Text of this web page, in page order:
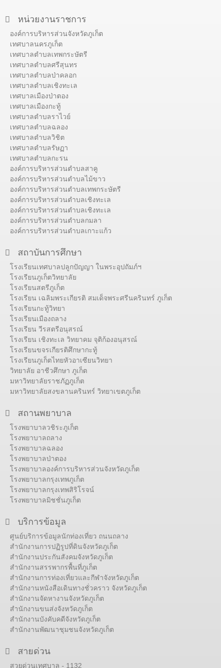
หน่วยงานราชการ
องค์การบริหารส่วนจังหวัดภูเก็ต
เทศบาลนครภูเก็ต
เทศบาลตำบลเทพกระษัตรี
เทศบาลตำบลศรีสุนทร
เทศบาลตำบลป่าคลอก
เทศบาลตำบลเชิงทะเล
เทศบาลเมืองป่าตอง
เทศบาลเมืองกะทู้
เทศบาลตำบลราไวย์
เทศบาลตำบลฉลอง
เทศบาลตำบลวิชิต
เทศบาลตำบลรัษฏา
เทศบาลตำบลกะรน
องค์การบริหารส่วนตำบลสาคู
องค์การบริหารส่วนตำบลไม้ขาว
องค์การบริหารส่วนตำบลเทพกระษัตรี
องค์การบริหารส่วนตำบลเชิงทะเล
องค์การบริหารส่วนตำบลเชิงทะเล
องค์การบริหารส่วนตำบลกมลา
องค์การบริหารส่วนตำบลเกาะแก้ว
สถาบันการศึกษา
โรงเรียนเทศบาลปลูกปัญญา ในพระอุปถัมภ์ฯ
โรงเรียนภูเก็ตวิทยาลัย
โรงเรียนสตรีภูเก็ต
โรงเรียน เฉลิมพระเกียรติ สมเด็จพระศรีนครินทร์ ภูเก็ต
โรงเรียนกะทู้วิทยา
โรงเรียนเมืองถลาง
โรงเรียน วีรสตรีอนุสรณ์
โรงเรียน เชิงทะเล วิทยาคม จุติก้องอนุสรณ์
โรงเรียนขจรเกียรติศึกษากะทู้
โรงเรียนภูเก็ตไทยหัวอาเซียนวิทยา
วิทยาลัย อาชีวศึกษา ภูเก็ต
มหาวิทยาลัยราชภัฏภูเก็ต
มหาวิทยาลัยสงขลานครินทร์ วิทยาเขตภูเก็ต
สถานพยาบาล
โรงพยาบาลวชิระภูเก็ต
โรงพยาบาลถลาง
โรงพยาบาลฉลอง
โรงพยาบาลป่าตอง
โรงพยาบาลองค์การบริหารส่วนจังหวัดภูเก็ต
โรงพยาบาลกรุงเทพภูเก็ต
โรงพยาบาลกรุงเทพสิริโรจน์
โรงพยาบาลมิชชั่นภูเก็ต
บริการข้อมูล
ศูนย์บริการข้อมูลนักท่องเที่ยว ถนนถลาง
สำนักงานการปฏิรูปที่ดินจังหวัดภูเก็ต
สำนักงานประกันสังคมจังหวัดภูเก็ต
สำนักงานสรรพากรพื้นที่ภูเก็ต
สำนักงานการท่องเที่ยวและกีฬาจังหวัดภูเก็ต
สำนักงานหนังสือเดินทางชั่วคราว จังหวัดภูเก็ต
สำนักงานจัดหางานจังหวัดภูเก็ต
สำนักงานขนส่งจังหวัดภูเก็ต
สำนักงานบังคับคดีจังหวัดภูเก็ต
สำนักงานพัฒนาชุมชนจังหวัดภูเก็ต
สายด่วน
สวยด่วนเทศบาล - 1132